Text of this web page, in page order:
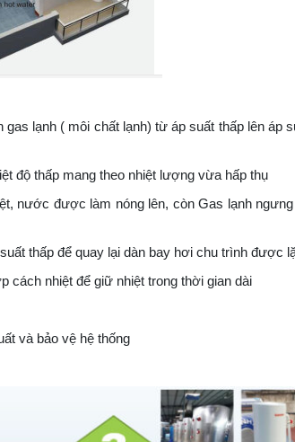
lạnh ( môi chất lạnh) từ áp suất thấp lên áp
nước được làm nóng lên, còn Gas lạnh ngưng
nhiệt để giữ nhiệt trong thời gian dài
và bảo vệ hệ thống